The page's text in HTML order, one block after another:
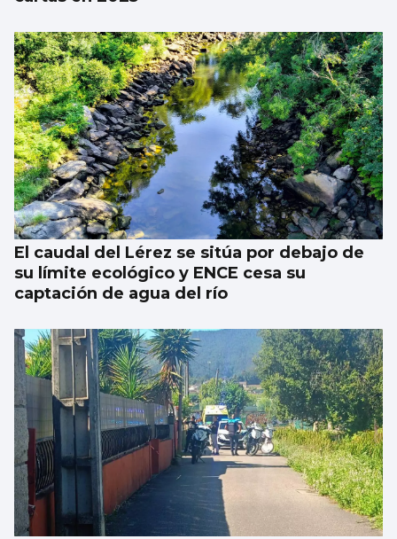
El caudal del Lérez se sitúa por debajo de
su límite ecológico y ENCE cesa su
captación de agua del río